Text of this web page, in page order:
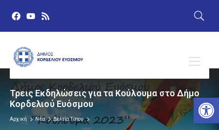
Τρεις Εκδηλώσεις για τα Κούλουμα στο Δήμο
Κορδελιού Ευόσμου
Αρχική Νέα Δελτία Τύπου